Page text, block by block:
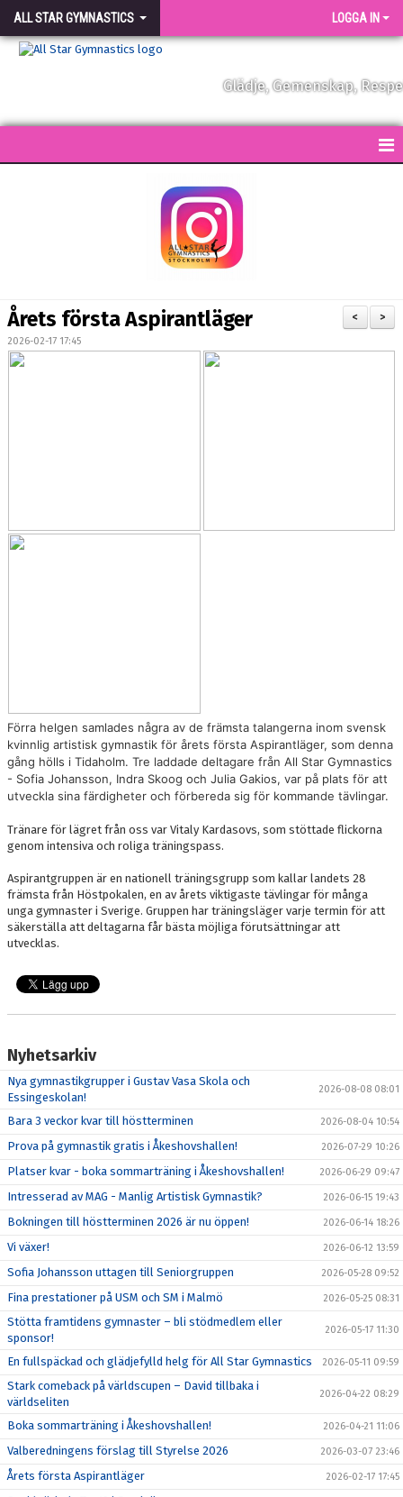
ALL STAR GYMNASTICS LOGGA IN
Glädje, Gemenskap,
VÅRA TRÄNARE
VÅRA GULDSTÖDMEDLEMMAR
>
<
Årets första Aspirantläger
2026-02-17 17:45
Förra helgen samlades några av de främsta talangerna inom svensk
kvinnlig artistisk gymnastik för årets första Aspirantläger, som denna
gång hölls i Tidaholm. Tre laddade deltagare från All Star Gymnastics
- Sofia Johansson, Indra Skoog och Julia Gakios, var på plats för att
utveckla sina färdigheter och förbereda sig för kommande tävlingar.
Tränare för lägret från oss var Vitaly Kardasovs, som stöttade flickorna
genom intensiva och roliga träningspass.
Aspirantgruppen är en nationell träningsgrupp som kallar landets 28
främsta från Höstpokalen, en av årets viktigaste tävlingar för många
unga gymnaster i Sverige. Gruppen har träningsläger varje termin för att
säkerställa att deltagarna får bästa möjliga förutsättningar att
utvecklas.
Nyhetsarkiv
Nya gymnastikgrupper i Gustav Vasa Skola och
Essingeskolan!
2026-08-08 08:01
Bara 3 veckor kvar till höstterminen 2026-08-04 10:54
Prova på gymnastik gratis i Åkeshovshallen! 2026-07-29 10:26
Platser kvar - boka sommarträning i Åkeshovshallen! 2026-06-29 09:47
Intresserad av MAG - Manlig Artistisk Gymnastik? 2026-06-15 19:43
Bokningen till höstterminen 2026 är nu öppen! 2026-06-14 18:26
Vi växer! 2026-06-12 13:59
Sofia Johansson uttagen till Seniorgruppen 2026-05-28 09:52
Fina prestationer på USM och SM i Malmö 2026-05-25 08:31
Stötta framtidens gymnaster – bli stödmedlem eller
sponsor!
2026-05-17 11:30
En fullspäckad och glädjefylld helg för All Star Gymnastics 2026-05-11 09:59
Stark comeback på världscupen – David tillbaka i
världseliten
2026-04-22 08:29
Boka sommarträning i Åkeshovshallen! 2026-04-21 11:06
Valberedningens förslag till Styrelse 2026 2026-03-07 23:46
Årets första Aspirantläger 2026-02-17 17:45